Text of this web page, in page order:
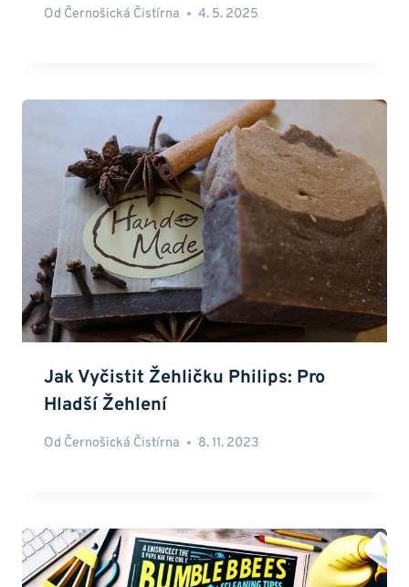
Od Černošická Čistírna 4. 5. 2025
Jak Vyčistit Žehličku Philips: Pro
Hladší Žehlení
Od Černošická Čistírna 8. 11. 2023